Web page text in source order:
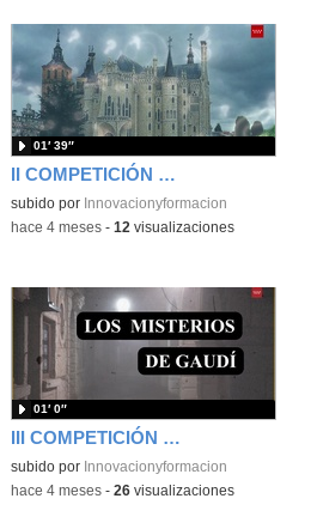
II COMPETICIÓN DE HISTORIA - EL FINAL
subido por Innovacionyformacion
01′ 39″
-hace 4 meses- 12 visualizaciones
III COMPETICIÓN DE HISTORIA- Los misterios de Gaudí
subido por Innovacionyformacion
01′ 0″
-hace 4 meses- 26visualizaciones